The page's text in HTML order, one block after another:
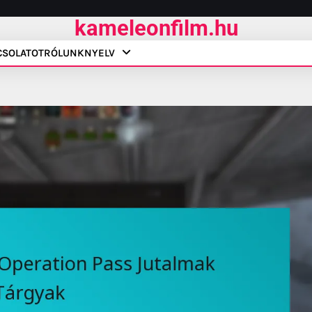
kameleonfilm.hu
RÓLUNKNYELV